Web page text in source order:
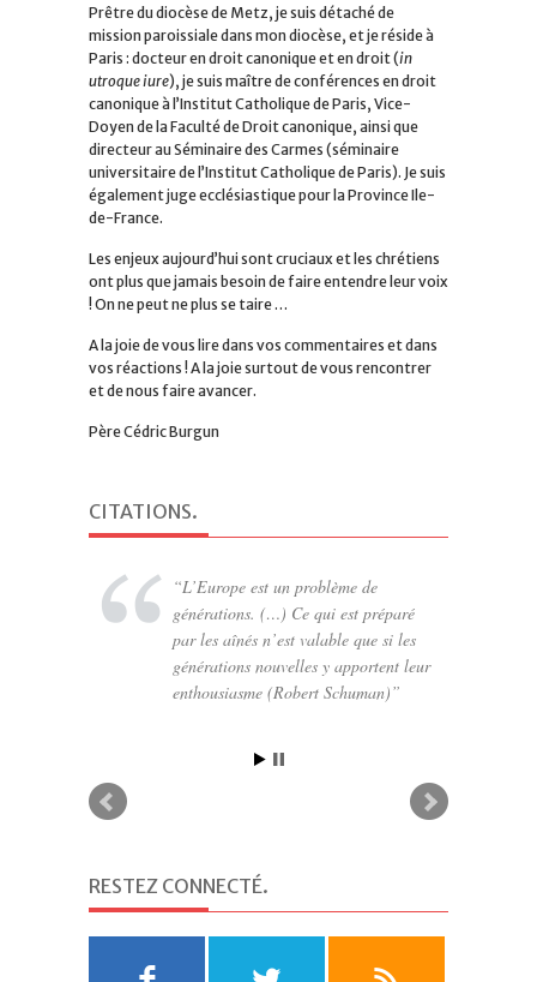
Prêtre du diocèse de Metz, je suis détaché de
mission paroissiale dans mon diocèse, et je réside à
Paris : docteur en droit canonique et en droit (in
utroque iure), je suis maître de conférences en droit
canonique à l’Institut Catholique de Paris, Vice-
Doyen de la Faculté de Droit canonique, ainsi que
directeur au Séminaire des Carmes (séminaire
universitaire de l’Institut Catholique de Paris). Je suis
également juge ecclésiastique pour la Province Ile-
de-France.
Les enjeux aujourd’hui sont cruciaux et les chrétiens
ont plus que jamais besoin de faire entendre leur voix
! On ne peut ne plus se taire …
A la joie de vous lire dans vos commentaires et dans
vos réactions ! A la joie surtout de vous rencontrer
et de nous faire avancer.
Père Cédric Burgun
CITATIONS.
L’Europe est un problème de
générations. (…) Ce qui est préparé
par les aînés n’est valable que si les
générations nouvelles y apportent leur
enthousiasme (Robert Schuman)
RESTEZ CONNECTÉ.